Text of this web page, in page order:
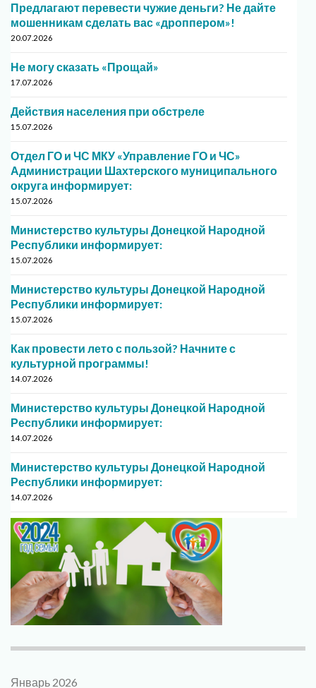
Предлагают перевести чужие деньги? Не дайте
мошенникам сделать вас «дроппером»!
20.07.2026
Не могу сказать «Прощай»
17.07.2026
Действия населения при обстреле
15.07.2026
Отдел ГО и ЧС МКУ «Управление ГО и ЧС»
Администрации Шахтерского муниципального
округа информирует:
15.07.2026
Министерство культуры Донецкой Народной
Республики информирует:
15.07.2026
Министерство культуры Донецкой Народной
Республики информирует:
15.07.2026
Как провести лето с пользой? Начните с
культурной программы!
14.07.2026
Министерство культуры Донецкой Народной
Республики информирует:
14.07.2026
Министерство культуры Донецкой Народной
Республики информирует:
14.07.2026
Январь 2026